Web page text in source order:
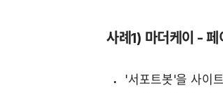
사례1) 마더케이 -
'서포트봇'을 사이